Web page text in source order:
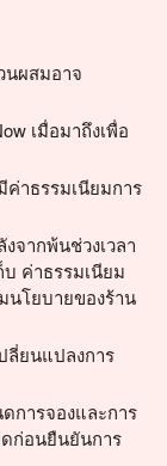
นผสมอาจ
เมื่อมาถึงเพื่อ
ค่าธรรมเนียมการ
จากพ้นช่วงเวลา
บ ค่าธรรมเนียม
นโยบายของร้าน
ลี่ยนแปลงการ
การจองและการ
ดก่อนยืนยันการ